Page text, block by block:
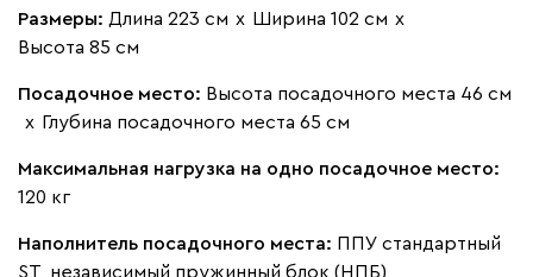
Размеры: Длина 223 см х Ширина 102 см х
Высота 85 см
Посадочное место: Высота посадочного места 46 см
х Глубина посадочного места 65 см
Максимальная нагрузка на одно посадочное место:
120 кг
Наполнитель посадочного места: ППУ стандартный
ST, независимый пружинный блок (НПБ)